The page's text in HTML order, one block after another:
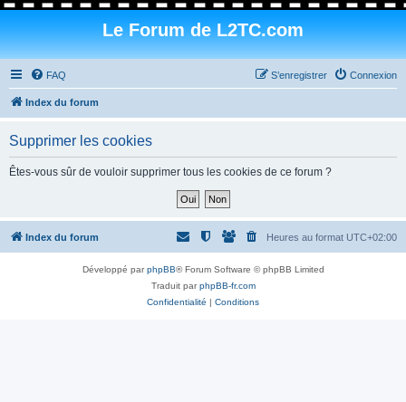
Le Forum de L2TC.com
FAQ Connexion
S’enregistrer
Index du forum
Supprimer les cookies
Êtes-vous sûr de vouloir supprimer tous les cookies de ce forum ?
Index du forum Heures au format UTC+02:00
Développé parphpBB® Forum Software © phpBB Limited
Traduit parphpBB-fr.com
Confidentialité | Conditions